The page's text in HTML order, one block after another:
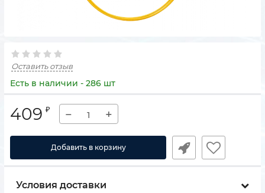
Оставить отзыв
Есть в наличии - 286 шт
409 ₽ − +
Добавить в корзину
Условия доставки